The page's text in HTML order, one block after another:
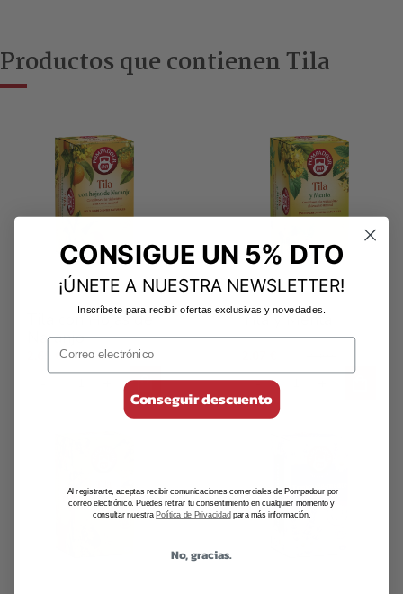
Productos que contienen Tila
Infusiones Clásicas
Tila con Hojas de
Naranjo
2,69 € 2,99 €
Tila y Menta
CONSIGUE UN 5% DTO
¡ÚNETE A NUESTRA NEWSLETTER!
Inscríbete para recibir ofertas exclusivas y novedades.
Conseguir descuento
Al registrarte, aceptas recibir comunicaciones comerciales de Pompadour por
correo electrónico. Puedes retirar tu consentimiento en cualquier momento y
consultar nuestra Política de Privacidad para más información.
No, gracias.